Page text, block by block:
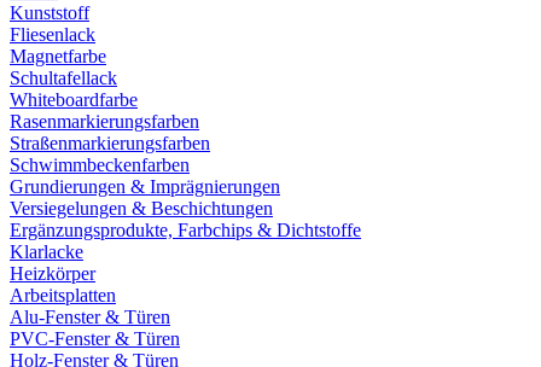
Kunststoff
Fliesenlack
Magnetfarbe
Schultafellack
Whiteboardfarbe
Rasenmarkierungsfarben
Straßenmarkierungsfarben
Schwimmbeckenfarben
Grundierungen & Imprägnierungen
Versiegelungen & Beschichtungen
Ergänzungsprodukte, Farbchips & Dichtstoffe
Klarlacke
Heizkörper
Arbeitsplatten
Alu-Fenster & Türen
PVC-Fenster & Türen
Holz-Fenster & Türen